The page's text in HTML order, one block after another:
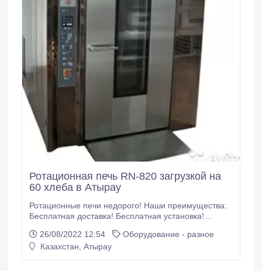
Ротационная печь RN-820 загрузкой на
60 хлеба в Атырау
Ротационные печи недорого! Наши преимущества:
Бесплатная доставка! Бесплатная установка!
Обучение пользованию ротационной печи!
Техническая характеристика: Высота - 180см.
26/08/2022 12:54
Оборудование - разное
Казахстан, Атырау